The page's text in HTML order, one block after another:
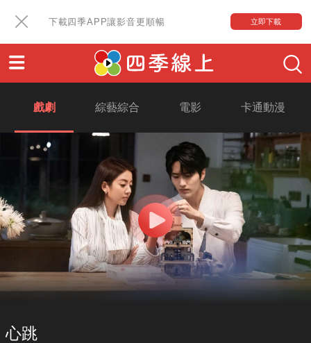
下載四季APP讓影音更順暢 立即下載
戲劇 綜藝綜合 電影 卡通動漫
心跳